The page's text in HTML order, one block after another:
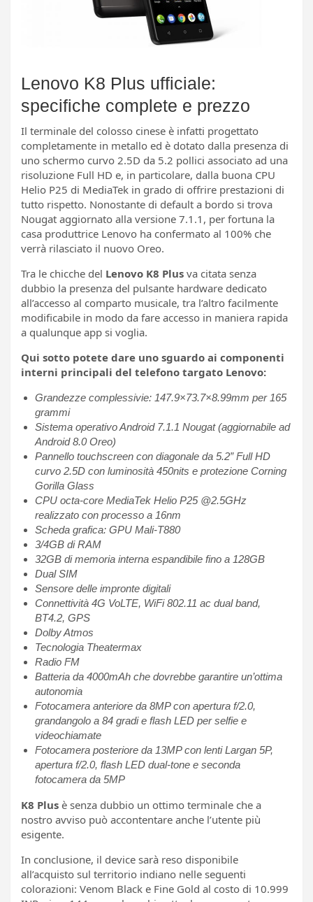
Lenovo K8 Plus ufficiale:
specifiche complete e prezzo
Il terminale del colosso cinese è infatti progettato
completamente in metallo ed è dotato dalla presenza di
uno schermo curvo 2.5D da 5.2 pollici associato ad una
risoluzione Full HD e, in particolare, dalla buona CPU
Helio P25 di MediaTek in grado di offrire prestazioni di
tutto rispetto. Nonostante di default a bordo si trova
Nougat aggiornato alla versione 7.1.1, per fortuna la
casa produttrice Lenovo ha confermato al 100% che
verrà rilasciato il nuovo Oreo.
Tra le chicche del Lenovo K8 Plus va citata senza
dubbio la presenza del pulsante hardware dedicato
all’accesso al comparto musicale, tra l’altro facilmente
modificabile in modo da fare accesso in maniera rapida
a qualunque app si voglia.
Qui sotto potete dare uno sguardo ai componenti
interni principali del telefono targato Lenovo:
Grandezze complessivie: 147.9×73.7×8.99mm per 165
grammi
Sistema operativo Android 7.1.1 Nougat (aggiornabile ad
Android 8.0 Oreo)
Pannello touchscreen con diagonale da 5.2” Full HD
curvo 2.5D con luminosità 450nits e protezione Corning
Gorilla Glass
CPU octa-core MediaTek Helio P25 @2.5GHz
realizzato con processo a 16nm
Scheda grafica: GPU Mali-T880
3/4GB di RAM
32GB di memoria interna espandibile fino a 128GB
Dual SIM
Sensore delle impronte digitali
Connettività 4G VoLTE, WiFi 802.11 ac dual band,
BT4.2, GPS
Dolby Atmos
Tecnologia Theatermax
Radio FM
Batteria da 4000mAh che dovrebbe garantire un’ottima
autonomia
Fotocamera anteriore da 8MP con apertura f/2.0,
grandangolo a 84 gradi e flash LED per selfie e
videochiamate
Fotocamera posteriore da 13MP con lenti Largan 5P,
apertura f/2.0, flash LED dual-tone e seconda
fotocamera da 5MP
K8 Plus è senza dubbio un ottimo terminale che a
nostro avviso può accontentare anche l’utente più
esigente.
In conclusione, il device sarà reso disponibile
all’acquisto sul territorio indiano nelle seguenti
colorazioni: Venom Black e Fine Gold al costo di 10.999